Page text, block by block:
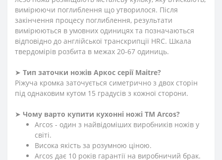
вимірюючи поглиблення що утворилося. Після
закінчення процесу поглиблення, результати
вимірюються в умовних одиницях та позначаються
відповідно до англійської транскрипції HRC. Шкала
твердомірів розбита в межах 20-67 одиниць.
➤ Тип заточки ножів Аркос серіїMaitre?
Ріжуча кромка заточується симетрично з двох сторін
під однаковим кутом 15 градусів з кожної сторони.
➤ Чому варто купити кухонні ножі ТМ Arcos?
Arcos - один з найвідоміших виробників ножів у
світі.
Висока якість за розумною ціною.
Arcos дає 10 років гарантії на виробничий брак.